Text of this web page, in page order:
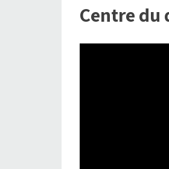
Centre du